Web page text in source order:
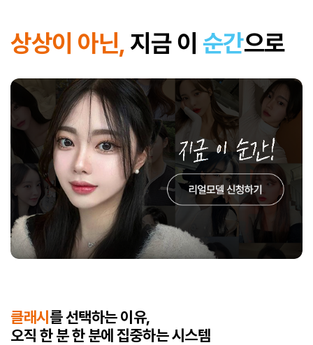
상상이 아닌, 지금 이 순간으로
클래시를 선택하는 이유,
오직 한 분 한 분에 집중하는 시스템